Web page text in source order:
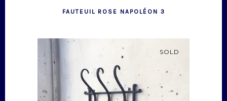
FAUTEUIL ROSE NAPOLÉON 3
SOLD